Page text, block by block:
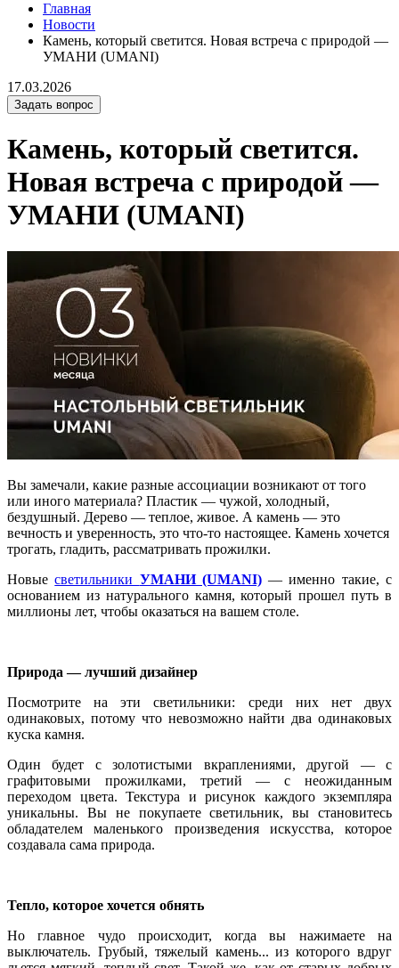
Главная
Новости
Камень, который светится. Новая встреча с природой —
УМАНИ (UMANI)
17.03.2026
Задать вопрос
Камень, который светится.
Новая встреча с природой —
УМАНИ (UMANI)
Вы замечали, какие разные ассоциации возникают от того
или иного материала? Пластик — чужой, холодный,
бездушный. Дерево — теплое, живое. А камень — это
вечность и уверенность, это что-то настоящее. Камень хочется
трогать, гладить, рассматривать прожилки.
Новыесветильники УМАНИ (UMANI) — именно такие, с
основанием из натурального камня, который прошел путь в
миллионы лет, чтобы оказаться на вашем столе.
Природа — лучший дизайнер
Посмотрите на эти светильники: среди них нет двух
одинаковых, потому что невозможно найти два одинаковых
куска камня.
Один будет с золотистыми вкраплениями, другой — с
графитовыми прожилками, третий — с неожиданным
переходом цвета. Текстура и рисунок каждого экземпляра
уникальны. Вы не покупаете светильник, вы становитесь
обладателем маленького произведения искусства, которое
создавала сама природа.
Тепло, которое хочется обнять
Но главное чудо происходит, когда вы нажимаете на
выключатель. Грубый, тяжелый камень... из которого вдруг